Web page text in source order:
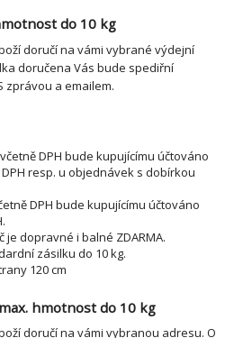
do 10 kg
doručí na vámi vybrané výdejní
doručena Vás bude spediřní
zprávou a emailem.
DPH bude kupujícímu účtováno
resp. u objednávek s dobírkou
DPH bude kupujícímu účtováno
je dopravné i balné ZDARMA.
zásilku do 10 kg.
120 cm
hmotnost do 10 kg
doručí na vámi vybranou adresu. O